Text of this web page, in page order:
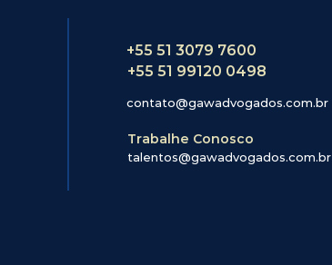
+55 51 3079 7600
contato@gawadvogados.com.br
Trabalhe Conosco
talentos@gawadvogados.com.br
+55 51 99120 0498